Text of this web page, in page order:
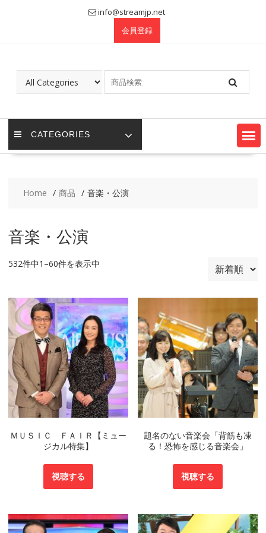
info@streamjp.net
会員登録
CATEGORIES
Home 商品 音楽・公演
音楽・公演
532件中1–60件を表示中
ＭＵＳＩＣ ＦＡＩＲ【ミュー
ジカル特集】
視聴する
題名のない音楽会「背筋も凍
る！恐怖を感じる音楽会」
視聴する